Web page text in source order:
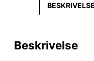
BESKRIVELSE
Beskrivelse